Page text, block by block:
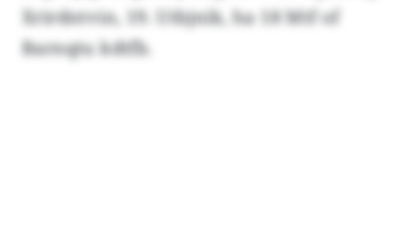
Xrirdntvin, 19. Utbjnik, ha 18 Mtf of
Barnqtu kdtfb.